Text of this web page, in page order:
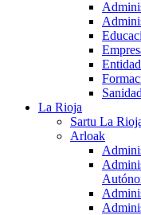
Sanidad
La Rioja
Sartu La
Arloak